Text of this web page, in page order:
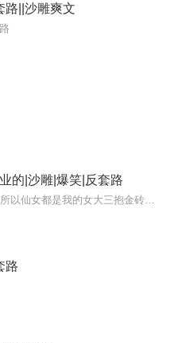
路||沙雕爽文
的|沙雕|爆笑|反套路
路